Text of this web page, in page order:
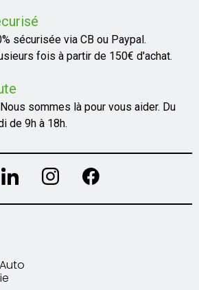
sécurisée via CB ou Paypal.
fois à partir de 150€ d'achat.
sommes là pour vous aider. Du
de 9h à 18h.